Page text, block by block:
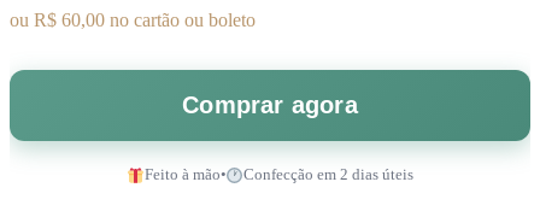
ou R$ 60,00 no cartão ou boleto
Comprar agora
Feito à mão• Confecção em 2 dias úteis